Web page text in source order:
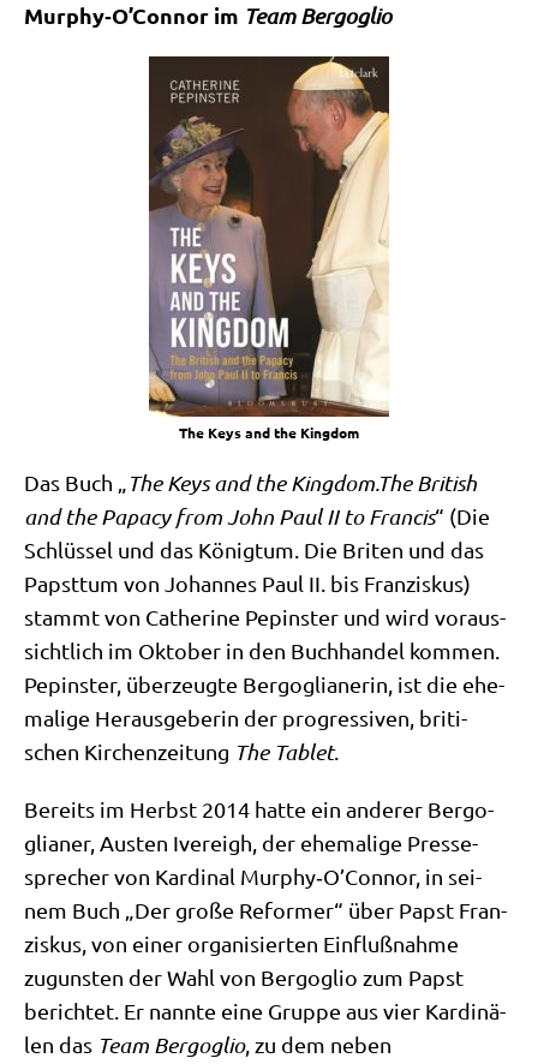
Murphy‑O’Connor im Team Berg­o­glio
The Keys and the Kingdom
Das Buch „
The Keys and the Kingdom.The Bri­tish
and the Papa­cy from John Paul II to Fran­cis“ (Die
Schlüs­sel und das König­tum. Die Bri­ten und das
Papst­tum von Johan­nes Paul II. bis Fran­zis­kus)
stammt von Cathe­ri­ne Pepin­ster und wird vor­aus­
sicht­lich im Okto­ber in den Buch­han­del kom­men.
Pepin­ster, über­zeug­te Berg­o­glia­ne­rin, ist die ehe­
ma­li­ge Her­aus­ge­be­rin der pro­gres­si­ven, bri­ti­
schen Kir­chen­zei­tung The Tablet.
Bereits im Herbst 2014 hat­te ein ande­rer Berg­o­
glia­ner, Austen Ive­reigh, der ehe­ma­li­ge Pres­se­
spre­cher von Kar­di­nal Murphy‑O’Connor, in sei­
nem Buch „Der gro­ße Refor­mer“ über Papst Fran­
zis­kus, von einer orga­ni­sier­ten Ein­fluß­nah­me
zugun­sten der Wahl von Berg­o­glio zum Papst
berich­tet. Er nann­te eine Grup­pe aus vier Kar­di­nä­
len das Team Berg­o­glio, zu dem neben